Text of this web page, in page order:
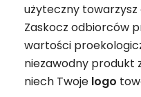
użyteczny
Zaskocz odbiorców
wartości
niezawodny produkt
niech Twoje logo